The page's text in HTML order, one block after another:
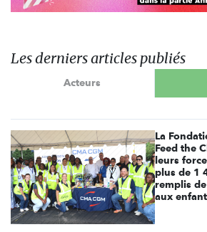
Les derniers articles publiés
Acteurs
La
Feed the
leurs
plus de 1
remplis
aux